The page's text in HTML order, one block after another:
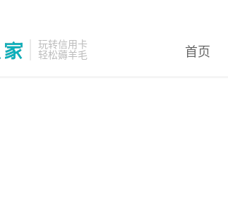
玩转信用卡
轻松薅羊毛
首页